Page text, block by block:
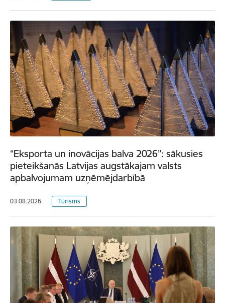
“Eksporta un inovācijas balva 2026”: sākusies
pieteikšanās Latvijas augstākajam valsts
apbalvojumam uzņēmējdarbībā
03.08.2026. Tūrisms